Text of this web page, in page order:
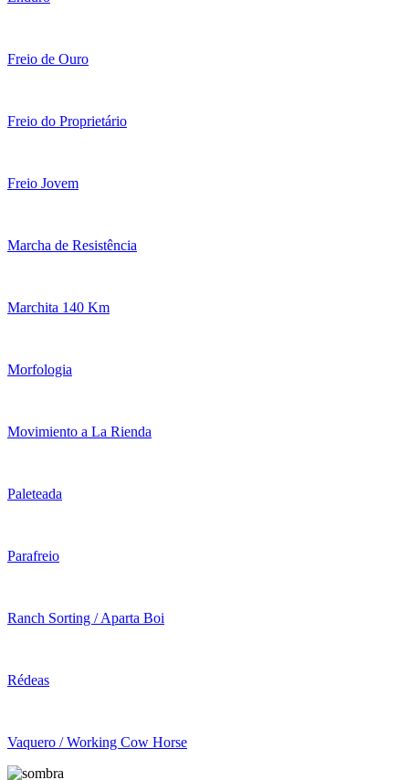
Freio de Ouro
Freio do Proprietário
Freio Jovem
Marcha de Resistência
Marchita 140 Km
Morfologia
Movimiento a La Rienda
Paleteada
Parafreio
Ranch Sorting / Aparta Boi
Rédeas
Vaquero / Working Cow Horse